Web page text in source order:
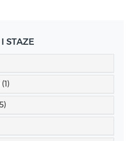
STAZE